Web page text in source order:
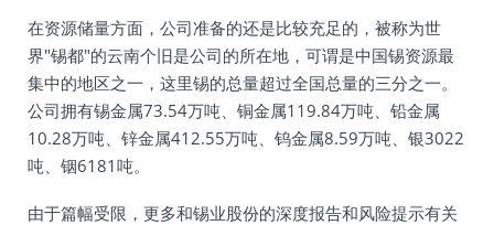
在资源储量方面，公司准备的还是比较充足的，被称为世
界"锡都"的云南个旧是公司的所在地，可谓是中国锡资源最
集中的地区之一，这里锡的总量超过全国总量的三分之一。
公司拥有锡金属73.54万吨、铜金属119.84万吨、铅金属
10.28万吨、锌金属412.55万吨、钨金属8.59万吨、银3022
吨、铟6181吨。
由于篇幅受限，更多和锡业股份的深度报告和风险提示有关